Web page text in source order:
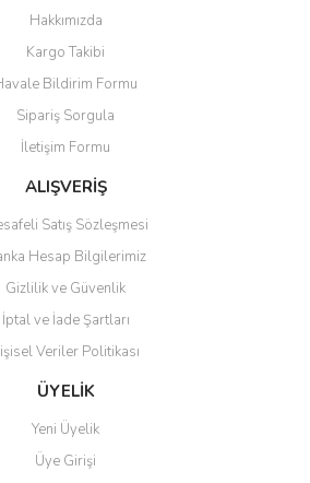
bozuk veya görüntülenemiyor.
eksik bilgiler bulunuyor.
bulunuyor.
daha pahalı.
alternatifler olmalı.
Gönder
Hakkımızda
Kargo Takibi
Bildirim Formu
Sipariş Sorgula
İletişim Formu
ALIŞVERİŞ
Satış Sözleşmesi
Hesap Bilgilerimiz
Gizlilik ve Güvenlik
İptal ve İade Şartları
Veriler Politikası
ÜYELİK
Yeni Üyelik
Üye Girişi